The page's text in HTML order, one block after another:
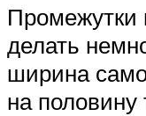
Промежутки
делать
ширина
на